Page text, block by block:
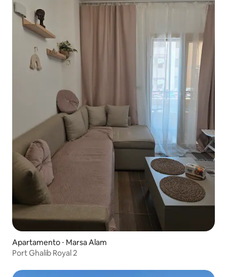
Apartamento ⋅ Marsa Alam
Port Ghalib Royal 2